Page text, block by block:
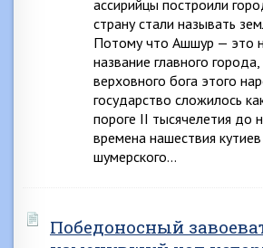
ассирийцы построили
страну стали называть
Потому что Ашшур — это
название главного
верховного бога этого
государство сложилось
пороге II тысячелетия до
времена нашествия
шумерского…
Победоносный